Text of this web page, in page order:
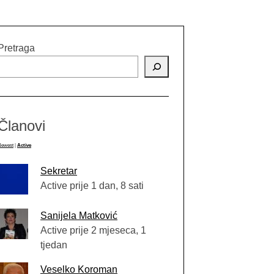
Active
Sekretar
Active prije 1 dan, 8 sati
Sanijela Matković
Active prije 2 mjeseca, 1
tjedan
Veselko Koroman